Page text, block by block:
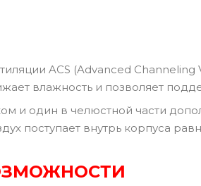
ACS (Advanced
влажность и позволяет
и один в челюстной части
поступает внутрь корпуса